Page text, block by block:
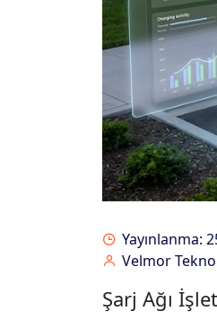
Yayınlanma:
Velmor
Şarj Ağı